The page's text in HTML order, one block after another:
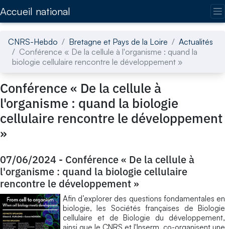
Accueil national
CNRS-Hebdo Bretagne et Pays de la Loire
Actualités
Conférence « De la cellule à l'organisme : quand la
biologie cellulaire rencontre le développement »
Conférence « De la cellule à
l'organisme : quand la biologie
cellulaire rencontre le développement
»
07/06/2024 - Conférence « De la cellule à
l'organisme : quand la biologie cellulaire
rencontre le développement »
Afin d’explorer des questions fondamentales en
biologie, les Sociétés françaises de Biologie
cellulaire et de Biologie du développement,